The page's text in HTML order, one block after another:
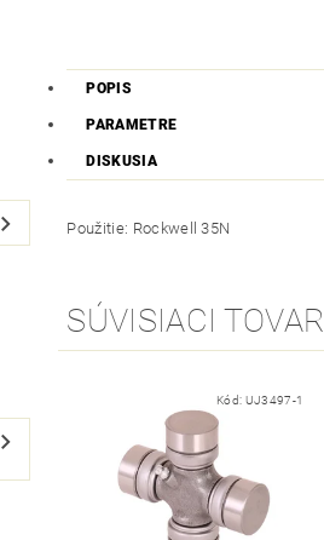
POPIS
PARAMETRE
DISKUSIA
Použitie: Rockwell 35N
SÚVISIACI TOVAR
Kód: UJ3497-1